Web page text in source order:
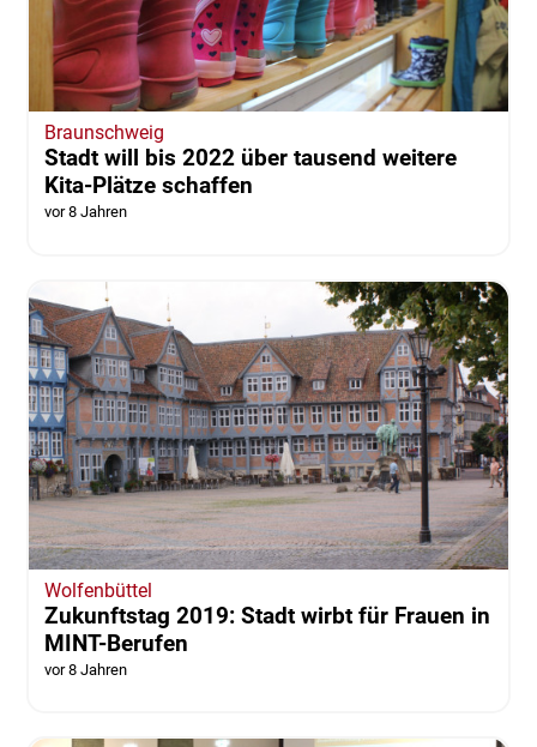
Braunschweig
Stadt will bis 2022 über tausend weitere
Kita-Plätze schaffen
vor 8 Jahren
Wolfenbüttel
Zukunftstag 2019: Stadt wirbt für Frauen in
MINT-Berufen
vor 8 Jahren